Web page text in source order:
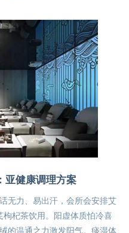
亚健康调理方案
无力、易出汗，会所会安排艾
杞茶饮用。阳虚体质怕冷喜
的温通之力激发阳气。痰湿体